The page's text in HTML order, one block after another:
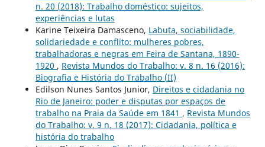
n. 20 (2018): Trabalho doméstico: sujeitos,
experiências e lutas
Karine Teixeira Damasceno, Labuta, sociabilidade,
solidariedade e conflito: mulheres pobres,
trabalhadoras e negras em Feira de Santana, 1890-
1920 , Revista Mundos do Trabalho: v. 8 n. 16 (2016):
Biografia e História do Trabalho (II)
Edilson Nunes Santos Junior, Direitos e cidadania no
Rio de Janeiro: poder e disputas por espaços de
trabalho na Praia da Saúde em 1841 , Revista Mundos
do Trabalho: v. 9 n. 18 (2017): Cidadania, política e
história do trabalho